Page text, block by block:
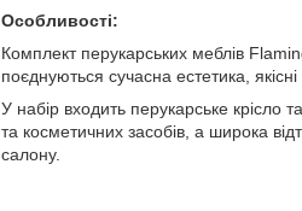
Особливості:
Комплект перукарських меблів
поєднуються сучасна естетика,
У набір входить перукарське крісло
та косметичних засобів, а широка
салону.